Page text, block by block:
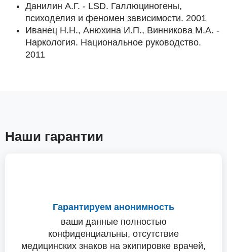
Данилин А.Г. - LSD. Галлюциногены,
психоделия и феномен зависимости. 2001
Иванец Н.Н., Анюхина И.П., Винникова М.А. -
Наркология. Национальное руководство.
2011
Наши гарантии
Гарантируем анонимность
ваши данные полностью
конфиденциальны, отсутствие
медицинских знаков на экипировке врачей,